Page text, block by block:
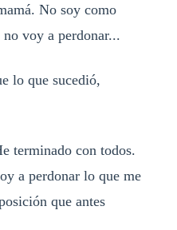
No soy como
voy a perdonar...
lo que sucedió,
terminado con todos.
a perdonar lo que me
que antes